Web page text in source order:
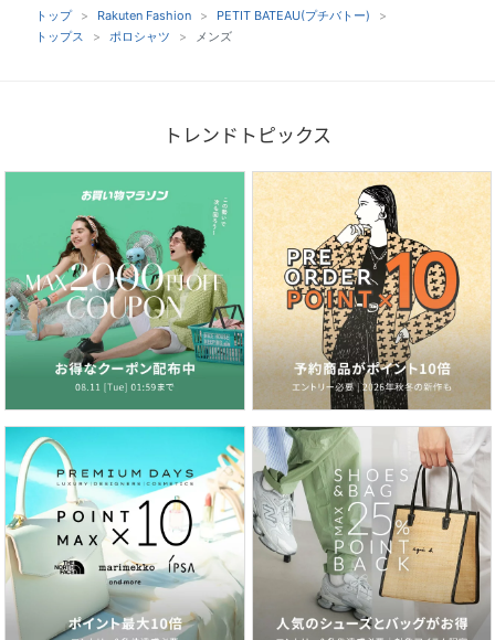
トップ Rakuten Fashion
PETIT BATEAU(プチバトー)
トップス
ポロシャツ メンズ
トレンドトピックス